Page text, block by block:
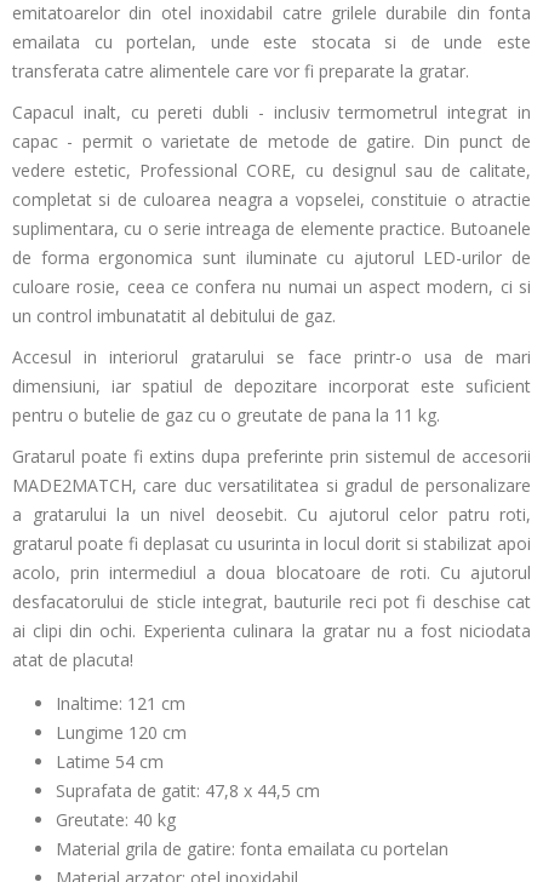
emitatoarelor din otel inoxidabil catre grilele durabile din fonta
emailata cu portelan, unde este stocata si de unde este
transferata catre alimentele care vor fi preparate la gratar.
Capacul inalt, cu pereti dubli - inclusiv termometrul integrat in
capac - permit o varietate de metode de gatire. Din punct de
vedere estetic, Professional CORE, cu designul sau de calitate,
completat si de culoarea neagra a vopselei, constituie o atractie
suplimentara, cu o serie intreaga de elemente practice. Butoanele
de forma ergonomica sunt iluminate cu ajutorul LED-urilor de
culoare rosie, ceea ce confera nu numai un aspect modern, ci si
un control imbunatatit al debitului de gaz.
Accesul in interiorul gratarului se face printr-o usa de mari
dimensiuni, iar spatiul de depozitare incorporat este suficient
pentru o butelie de gaz cu o greutate de pana la 11 kg.
Gratarul poate fi extins dupa preferinte prin sistemul de accesorii
MADE2MATCH, care duc versatilitatea si gradul de personalizare
a gratarului la un nivel deosebit. Cu ajutorul celor patru roti,
gratarul poate fi deplasat cu usurinta in locul dorit si stabilizat apoi
acolo, prin intermediul a doua blocatoare de roti. Cu ajutorul
desfacatorului de sticle integrat, bauturile reci pot fi deschise cat
ai clipi din ochi. Experienta culinara la gratar nu a fost niciodata
atat de placuta!
Inaltime: 121 cm
Lungime 120 cm
Latime 54 cm
Suprafata de gatit: 47,8 x 44,5 cm
Greutate: 40 kg
Material grila de gatire: fonta emailata cu portelan